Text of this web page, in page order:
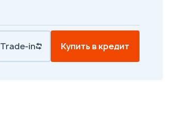
Trade-in Купить в кредит